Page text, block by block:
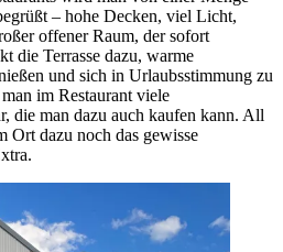
– hohe Decken, viel Licht,
offener Raum, der sofort
die Terrasse dazu, warme
und sich in Urlaubsstimmung zu
im Restaurant viele
die man dazu auch kaufen kann. All
Ort dazu noch das gewisse